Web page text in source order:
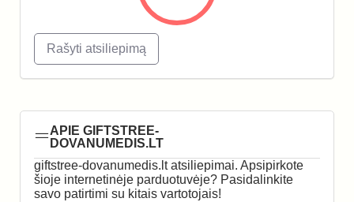
Rašyti atsiliepimą
APIE GIFTSTREE-
DOVANUMEDIS.LT
giftstree-dovanumedis.lt atsiliepimai. Apsipirkote
šioje internetinėje parduotuvėje? Pasidalinkite
savo patirtimi su kitais vartotojais!